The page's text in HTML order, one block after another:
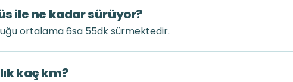
ile ne kadar sürüyor?
ortalama 6sa 55dk sürmektedir.
kaç km?